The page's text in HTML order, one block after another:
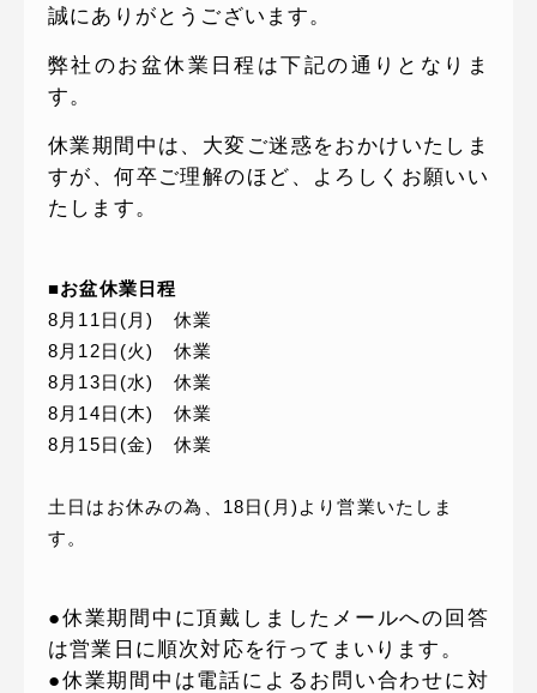
電話でお問い合わせ
誠にありがとうございます。
弊社のお盆休業日程は下記の通りとなりま
す。
休業期間中は、大変ご迷惑をおかけいたしま
すが、何卒ご理解のほど、よろしくお願いい
たします。
■お盆休業日程
8月11日(月) 休業
8月12日(火) 休業
8月13日(水) 休業
8月14日(木) 休業
8月15日(金) 休業
土日はお休みの為、18日(月)より営業いたしま
す。
●休業期間中に頂戴しましたメールへの回答
は営業日に順次対応を行ってまいります。
●休業期間中は電話によるお問い合わせに対